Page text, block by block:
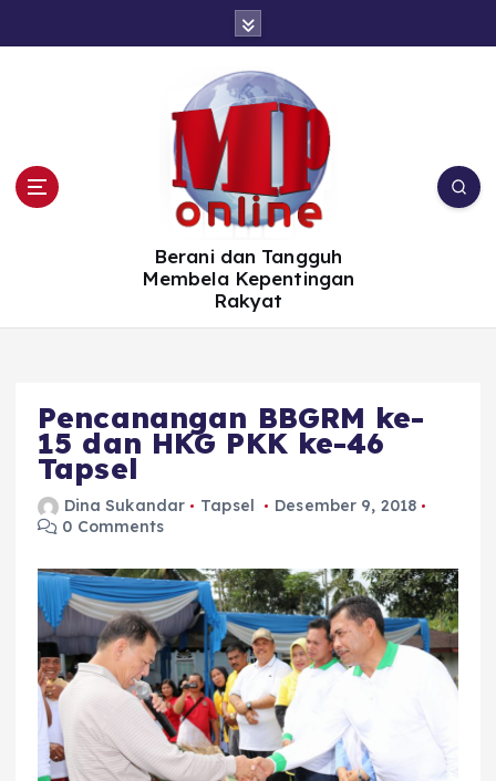
Berani dan Tangguh
Membela Kepentingan
Rakyat
Pencanangan BBGRM ke-
15 dan HKG PKK ke-46
Tapsel
Dina Sukandar Tapsel
Desember 9, 2018
0 Comments